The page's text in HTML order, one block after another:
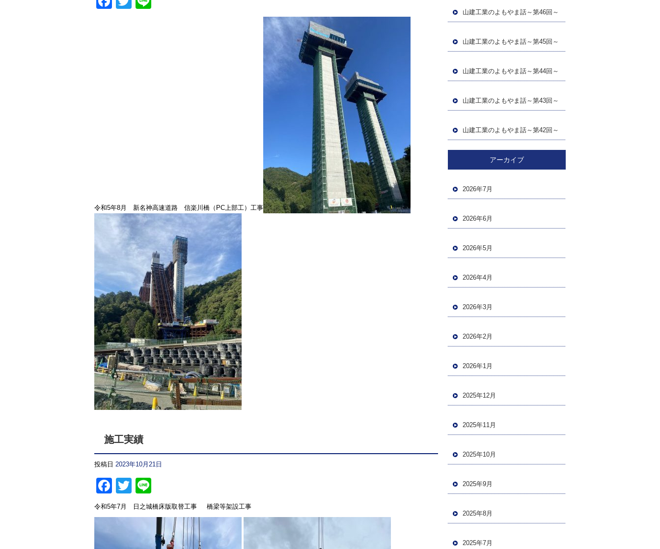
令和5年8月 新名神高速道路 信楽川橋（PC上部工）工事
施工実績
投稿日 2023年10月21日
Facebook
Twitter
令和5年7月 日之城橋床版取替工事 橋梁等架設工事
山建工業のよもやま話～第46回～
山建工業のよもやま話～第45回～
山建工業のよもやま話～第44回～
山建工業のよもやま話～第43回～
山建工業のよもやま話～第42回～
アーカイブ
2026年7月
2026年6月
2026年5月
2026年4月
2026年3月
2026年2月
2026年1月
2025年12月
2025年11月
2025年10月
2025年9月
2025年8月
2025年7月